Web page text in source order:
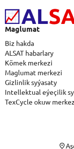
Maglumat
Biz hakda
ALSAT habarlary
Kömek merkezi
Maglumat merkezi
Gizlinlik syýasaty
Intellektual eýeçilik
TexCycle okuw